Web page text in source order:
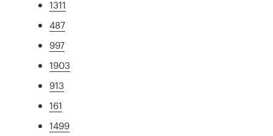
1311
487
997
1903
913
161
1499